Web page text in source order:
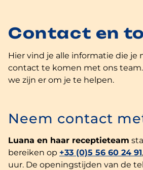
Contact en
Hier vind je alle informatie die
contact te komen met ons
we zijn er om je te helpen.
Neem contact
Luana en haar receptieteam
bereiken op +33 (0)5 56 60 24 91
uur. De openingstijden van de